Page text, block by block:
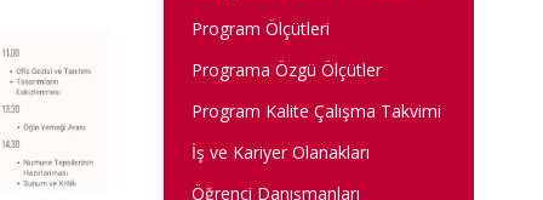
Program Ölçütleri
Programa Özgü Ölçütler
Program Kalite Çalışma Takvimi
İş ve Kariyer Olanakları
Öğrenci Danışmanları